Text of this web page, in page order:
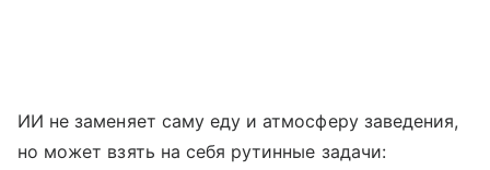
ИИ не заменяет саму еду и атмосферу заведения,
но может взять на себя рутинные задачи: